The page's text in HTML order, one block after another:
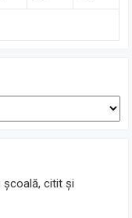
școală, citit și